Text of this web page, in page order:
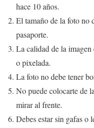
hace 10 años.
El tamaño de la foto no
pasaporte.
La calidad de la imagen
o pixelada.
La foto no debe tener
No puede colocarte de
mirar al frente.
Debes estar sin gafas o